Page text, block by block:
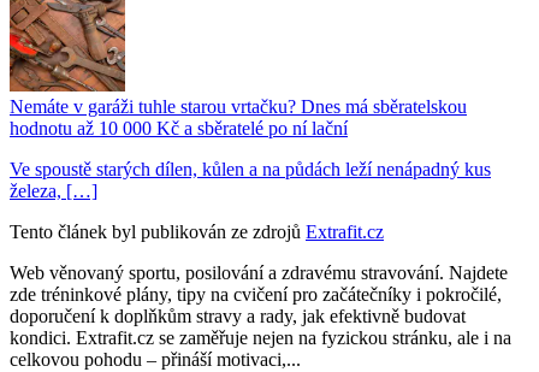
Nemáte v garáži tuhle starou vrtačku? Dnes má sběratelskou
hodnotu až 10 000 Kč a sběratelé po ní lační
Ve spoustě starých dílen, kůlen a na půdách leží nenápadný kus
železa, […]
Tento článek byl publikován ze zdrojů Extrafit.cz
Web věnovaný sportu, posilování a zdravému stravování. Najdete
zde tréninkové plány, tipy na cvičení pro začátečníky i pokročilé,
doporučení k doplňkům stravy a rady, jak efektivně budovat
kondici. Extrafit.cz se zaměřuje nejen na fyzickou stránku, ale i na
celkovou pohodu – přináší motivaci,...